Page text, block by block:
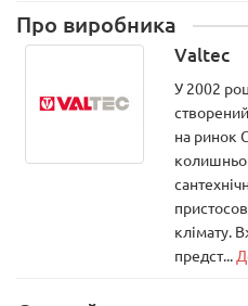
Про виробника
Valtec
У 2002
на ринок
клімату.
предст...